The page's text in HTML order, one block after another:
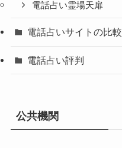
電話占い霊場天扉
電話占いサイトの比較
電話占い評判
公共機関